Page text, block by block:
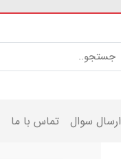
ارسال سوال تماس با ما